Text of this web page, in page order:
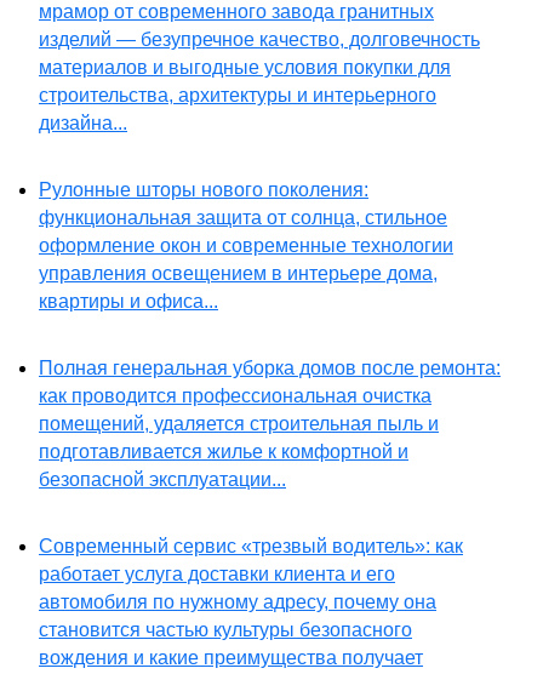
мрамор от современного завода гранитных
изделий — безупречное качество, долговечность
материалов и выгодные условия покупки для
строительства, архитектуры и интерьерного
дизайна...
Рулонные шторы нового поколения:
функциональная защита от солнца, стильное
оформление окон и современные технологии
управления освещением в интерьере дома,
квартиры и офиса...
Полная генеральная уборка домов после ремонта:
как проводится профессиональная очистка
помещений, удаляется строительная пыль и
подготавливается жилье к комфортной и
безопасной эксплуатации...
Современный сервис «трезвый водитель»: как
работает услуга доставки клиента и его
автомобиля по нужному адресу, почему она
становится частью культуры безопасного
вождения и какие преимущества получает